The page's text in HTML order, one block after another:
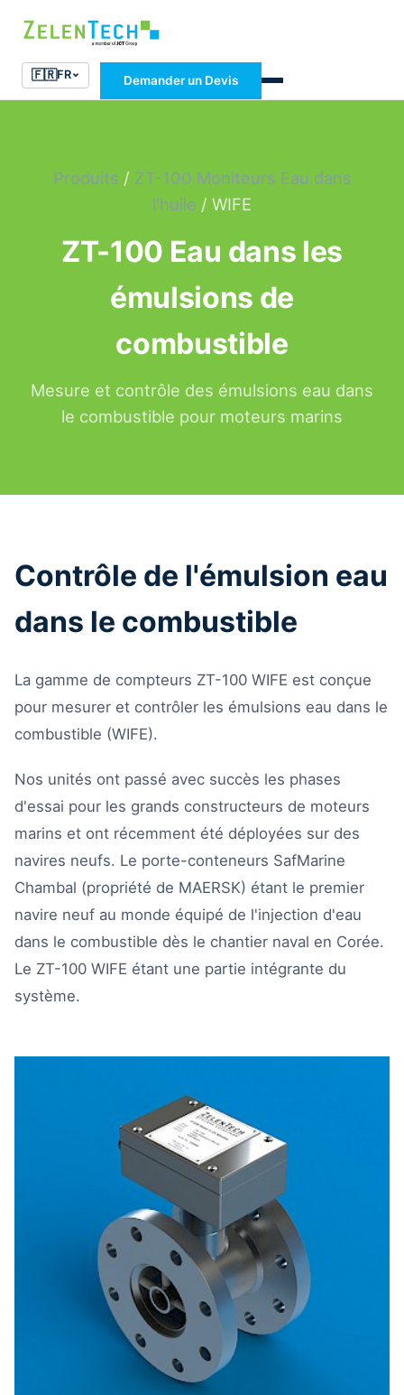
🇫🇷FR Demander un Devis
Produits / ZT-100 Moniteurs Eau dans
l'huile / WIFE
ZT-100 Eau dans les
émulsions de
combustible
Mesure et contrôle des émulsions eau dans
le combustible pour moteurs marins
Contrôle de l'émulsion eau
dans le combustible
La gamme de compteurs ZT-100 WIFE est conçue
pour mesurer et contrôler les émulsions eau dans le
combustible (WIFE).
Nos unités ont passé avec succès les phases
d'essai pour les grands constructeurs de moteurs
marins et ont récemment été déployées sur des
navires neufs. Le porte-conteneurs SafMarine
Chambal (propriété de MAERSK) étant le premier
navire neuf au monde équipé de l'injection d'eau
dans le combustible dès le chantier naval en Corée.
Le ZT-100 WIFE étant une partie intégrante du
système.